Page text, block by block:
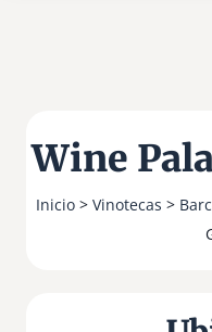
Wine
Inicio > Vinotecas >